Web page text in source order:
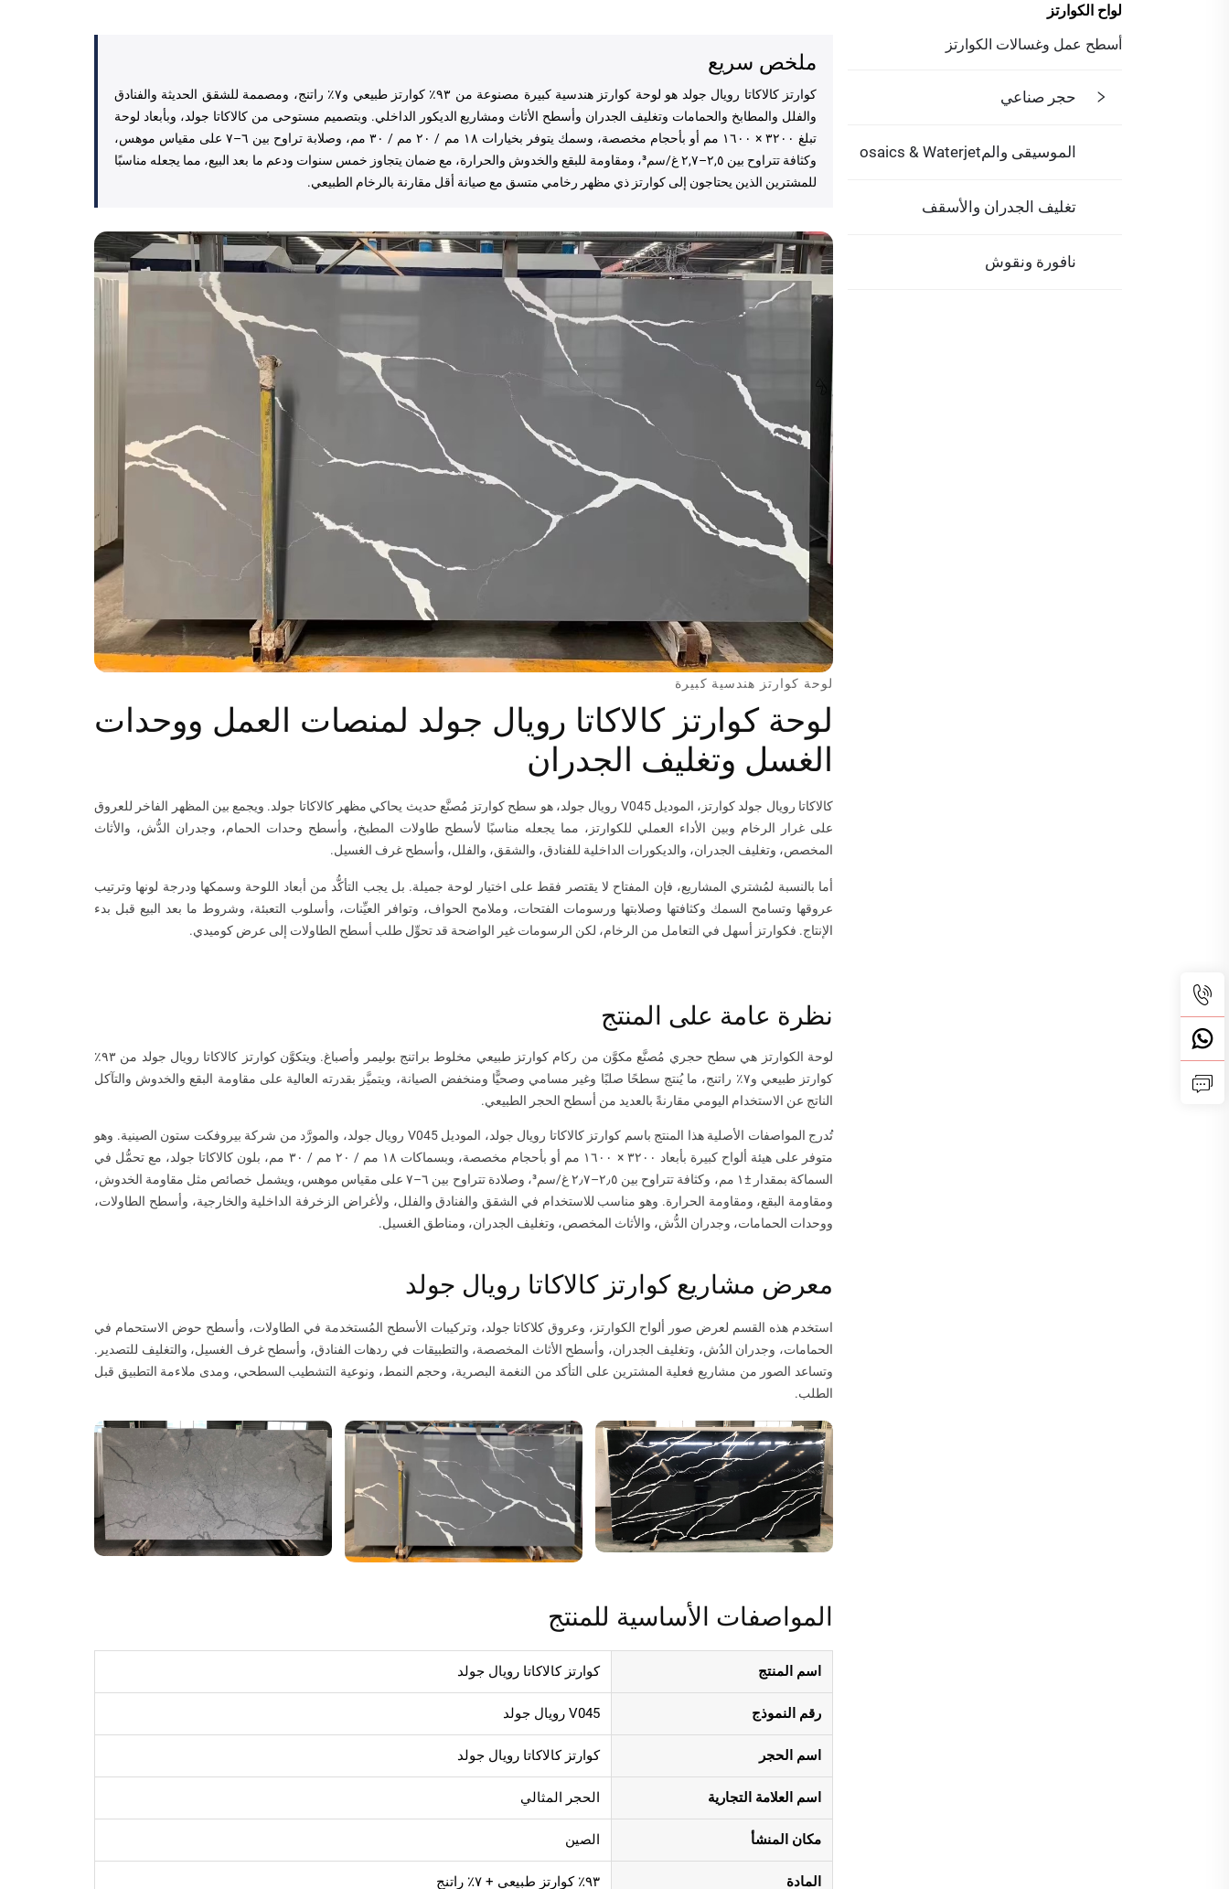
لواح الكوارتز
أسطح عمل وغسالات الكوارتز
حجر صناعي
الموسيقى والمosaics & Waterjet
تغليف الجدران والأسقف
نافورة ونقوش
ملخص سريع
كوارتز كالاكاتا رويال جولد هو لوحة كوارتز هندسية كبيرة مصنوعة من ٩٣٪ كوارتز طبيعي و٧٪ راتنج، ومصممة للشقق الحديثة والفنادق
والفلل والمطابخ والحمامات وتغليف الجدران وأسطح الأثاث ومشاريع الديكور الداخلي. وبتصميم مستوحى من كالاكاتا جولد، وبأبعاد لوحة
تبلغ ٣٢٠٠ × ١٦٠٠ مم أو بأحجام مخصصة، وسمك يتوفر بخيارات ١٨ مم / ٢٠ مم / ٣٠ مم، وصلابة تراوح بين ٦–٧ على مقياس موهس،
وكثافة تتراوح بين ٢,٥–٢,٧ غ/سم³، ومقاومة للبقع والخدوش والحرارة، مع ضمان يتجاوز خمس سنوات ودعم ما بعد البيع، مما يجعله مناسبًا
للمشترين الذين يحتاجون إلى كوارتز ذي مظهر رخامي متسق مع صيانة أقل مقارنة بالرخام الطبيعي.
لوحة كوارتز هندسية كبيرة
لوحة كوارتز كالاكاتا رويال جولد لمنصات العمل ووحدات
الغسل وتغليف الجدران
كالاكاتا رويال جولد كوارتز، الموديل V045 رويال جولد، هو سطح كوارتز مُصنَّع حديث يحاكي مظهر كالاكاتا جولد. ويجمع بين المظهر الفاخر للعروق
على غرار الرخام وبين الأداء العملي للكوارتز، مما يجعله مناسبًا لأسطح طاولات المطبخ، وأسطح وحدات الحمام، وجدران الدُّش، والأثاث
المخصص، وتغليف الجدران، والديكورات الداخلية للفنادق، والشقق، والفلل، وأسطح غرف الغسيل.
أما بالنسبة لمُشتري المشاريع، فإن المفتاح لا يقتصر فقط على اختيار لوحة جميلة. بل يجب التأكُّد من أبعاد اللوحة وسمكها ودرجة لونها وترتيب
عروقها وتسامح السمك وكثافتها وصلابتها ورسومات الفتحات، وملامح الحواف، وتوافر العيِّنات، وأسلوب التعبئة، وشروط ما بعد البيع قبل بدء
الإنتاج. فكوارتز أسهل في التعامل من الرخام، لكن الرسومات غير الواضحة قد تحوِّل طلب أسطح الطاولات إلى عرض كوميدي.
نظرة عامة على المنتج
لوحة الكوارتز هي سطح حجري مُصنَّع مكوَّن من ركام كوارتز طبيعي مخلوط براتنج بوليمر وأصباغ. ويتكوَّن كوارتز كالاكاتا رويال جولد من ٩٣٪
كوارتز طبيعي و٧٪ راتنج، ما يُنتج سطحًا صلبًا وغير مسامي وصحيًّا ومنخفض الصيانة، ويتميَّز بقدرته العالية على مقاومة البقع والخدوش والتآكل
الناتج عن الاستخدام اليومي مقارنةً بالعديد من أسطح الحجر الطبيعي.
تُدرج المواصفات الأصلية هذا المنتج باسم كوارتز كالاكاتا رويال جولد، الموديل V045 رويال جولد، والمورَّد من شركة بيروفكت ستون الصينية. وهو
متوفر على هيئة ألواح كبيرة بأبعاد ٣٢٠٠ × ١٦٠٠ مم أو بأحجام مخصصة، وبسماكات ١٨ مم / ٢٠ مم / ٣٠ مم، بلون كالاكاتا جولد، مع تحمُّل في
السماكة بمقدار ±١ مم، وكثافة تتراوح بين ٢٫٥–٢٫٧ غ/سم³، وصلادة تتراوح بين ٦–٧ على مقياس موهس، ويشمل خصائص مثل مقاومة الخدوش،
ومقاومة البقع، ومقاومة الحرارة. وهو مناسب للاستخدام في الشقق والفنادق والفلل، ولأغراض الزخرفة الداخلية والخارجية، وأسطح الطاولات،
ووحدات الحمامات، وجدران الدُّش، والأثاث المخصص، وتغليف الجدران، ومناطق الغسيل.
معرض مشاريع كوارتز كالاكاتا رويال جولد
استخدم هذه القسم لعرض صور ألواح الكوارتز، وعروق كلاكاتا جولد، وتركيبات الأسطح المُستخدمة في الطاولات، وأسطح حوض الاستحمام في
الحمامات، وجدران الدُش، وتغليف الجدران، وأسطح الأثاث المخصصة، والتطبيقات في ردهات الفنادق، وأسطح غرف الغسيل، والتغليف للتصدير.
وتساعد الصور من مشاريع فعلية المشترين على التأكد من النغمة البصرية، وحجم النمط، ونوعية التشطيب السطحي، ومدى ملاءمة التطبيق قبل
الطلب.
المواصفات الأساسية للمنتج
اسم المنتج كوارتز كالاكاتا رويال جولد
رقم النموذج V045 رويال جولد
اسم الحجر كوارتز كالاكاتا رويال جولد
اسم العلامة التجارية الحجر المثالي
مكان المنشأ الصين
المادة ٩٣٪ كوارتز طبيعي + ٧٪ راتنج